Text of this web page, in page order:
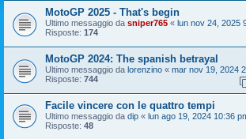
MotoGP 2025 - That's begin
Ultimo messaggio da sniper765 « lun nov 24, 2025
Risposte: 174
MotoGP 2024: The spanish betrayal
Ultimo messaggio da lorenzino « mar nov 19, 2024
Risposte: 744
Facile vincere con le quattro tempi
Ultimo messaggio da dip « lun ago 19, 2024 10:36
Risposte: 48